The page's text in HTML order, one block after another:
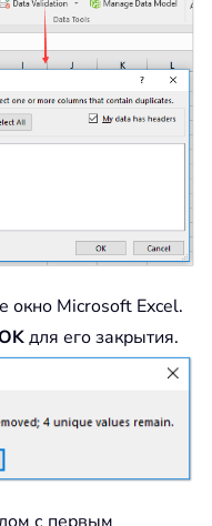
окно Microsoft Excel.
для его закрытия.